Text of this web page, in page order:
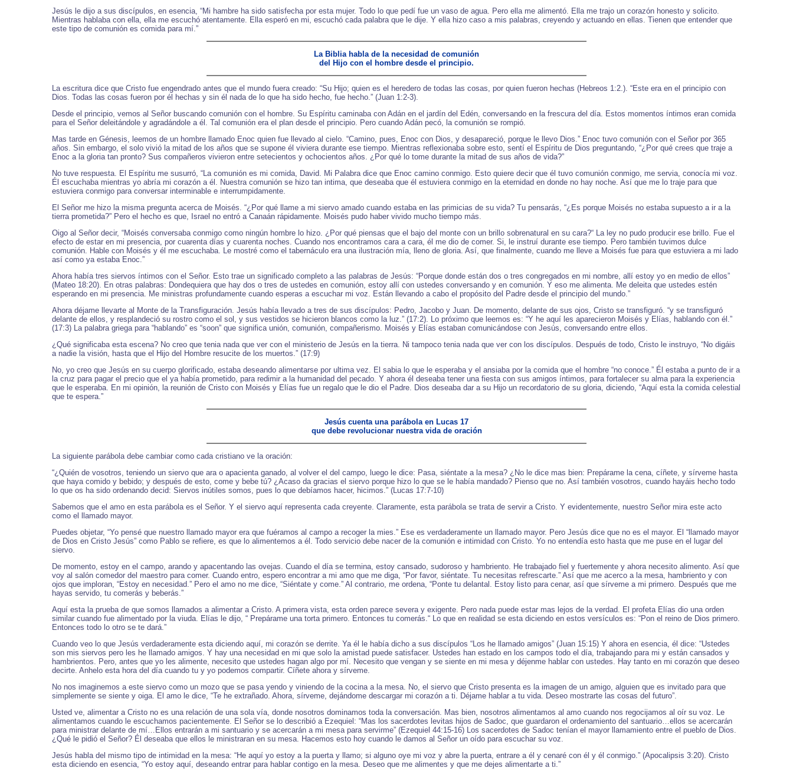
Jesús le dijo a sus discípulos, en esencia, “Mi hambre ha sido satisfecha por esta mujer. Todo lo que pedí fue un vaso de agua. Pero ella me alimentó. Ella me trajo un corazón honesto y solicito.
Mientras hablaba con ella, ella me escuchó atentamente. Ella esperó en mi, escuchó cada palabra que le dije. Y ella hizo caso a mis palabras, creyendo y actuando en ellas. Tienen que entender que
este tipo de comunión es comida para mí.”
La Biblia habla de la necesidad de comunión
del Hijo con el hombre desde el principio.
La escritura dice que Cristo fue engendrado antes que el mundo fuera creado: “Su Hijo; quien es el heredero de todas las cosas, por quien fueron hechas (Hebreos 1:2.). “Este era en el principio con
Dios. Todas las cosas fueron por él hechas y sin él nada de lo que ha sido hecho, fue hecho.” (Juan 1:2-3).
Desde el principio, vemos al Señor buscando comunión con el hombre. Su Espíritu caminaba con Adán en el jardín del Edén, conversando en la frescura del día. Estos momentos íntimos eran comida
para el Señor deleitándole y agradándole a él. Tal comunión era el plan desde el principio. Pero cuando Adán pecó, la comunión se rompió.
Mas tarde en Génesis, leemos de un hombre llamado Enoc quien fue llevado al cielo. “Camino, pues, Enoc con Dios, y desapareció, porque le llevo Dios.” Enoc tuvo comunión con el Señor por 365
años. Sin embargo, el solo vivió la mitad de los años que se supone él viviera durante ese tiempo. Mientras reflexionaba sobre esto, sentí el Espíritu de Dios preguntando, “¿Por qué crees que traje a
Enoc a la gloria tan pronto? Sus compañeros vivieron entre setecientos y ochocientos años. ¿Por qué lo tome durante la mitad de sus años de vida?”
No tuve respuesta. El Espíritu me susurró, “La comunión es mi comida, David. Mi Palabra dice que Enoc camino conmigo. Esto quiere decir que él tuvo comunión conmigo, me servia, conocía mi voz.
Él escuchaba mientras yo abría mi corazón a él. Nuestra comunión se hizo tan intima, que deseaba que él estuviera conmigo en la eternidad en donde no hay noche. Así que me lo traje para que
estuviera conmigo para conversar interminable e interrumpidamente.
El Señor me hizo la misma pregunta acerca de Moisés. “¿Por qué llame a mi siervo amado cuando estaba en las primicias de su vida? Tu pensarás, “¿Es porque Moisés no estaba supuesto a ir a la
tierra prometida?” Pero el hecho es que, Israel no entró a Canaán rápidamente. Moisés pudo haber vivido mucho tiempo más.
Oigo al Señor decir, “Moisés conversaba conmigo como ningún hombre lo hizo. ¿Por qué piensas que el bajo del monte con un brillo sobrenatural en su cara?“ La ley no pudo producir ese brillo. Fue el
efecto de estar en mi presencia, por cuarenta días y cuarenta noches. Cuando nos encontramos cara a cara, él me dio de comer. Si, le instruí durante ese tiempo. Pero también tuvimos dulce
comunión. Hable con Moisés y él me escuchaba. Le mostré como el tabernáculo era una ilustración mía, lleno de gloria. Así, que finalmente, cuando me lleve a Moisés fue para que estuviera a mi lado
así como ya estaba Enoc.”
Ahora había tres siervos íntimos con el Señor. Esto trae un significado completo a las palabras de Jesús: “Porque donde están dos o tres congregados en mi nombre, allí estoy yo en medio de ellos”
(Mateo 18:20). En otras palabras: Dondequiera que hay dos o tres de ustedes en comunión, estoy allí con ustedes conversando y en comunión. Y eso me alimenta. Me deleita que ustedes estén
esperando en mi presencia. Me ministras profundamente cuando esperas a escuchar mi voz. Están llevando a cabo el propósito del Padre desde el principio del mundo.”
Ahora déjame llevarte al Monte de la Transfiguración. Jesús había llevado a tres de sus discípulos: Pedro, Jacobo y Juan. De momento, delante de sus ojos, Cristo se transfiguró. “y se transfiguró
delante de ellos, y resplandeció su rostro como el sol, y sus vestidos se hicieron blancos como la luz.” (17:2). Lo próximo que leemos es: “Y he aquí les aparecieron Moisés y Elías, hablando con él.”
(17:3) La palabra griega para “hablando” es “soon” que significa unión, comunión, compañerismo. Moisés y Elías estaban comunicándose con Jesús, conversando entre ellos.
¿Qué significaba esta escena? No creo que tenia nada que ver con el ministerio de Jesús en la tierra. Ni tampoco tenia nada que ver con los discípulos. Después de todo, Cristo le instruyo, “No digáis
a nadie la visión, hasta que el Hijo del Hombre resucite de los muertos.” (17:9)
No, yo creo que Jesús en su cuerpo glorificado, estaba deseando alimentarse por ultima vez. El sabia lo que le esperaba y el ansiaba por la comida que el hombre “no conoce.” Él estaba a punto de ir a
la cruz para pagar el precio que el ya había prometido, para redimir a la humanidad del pecado. Y ahora él deseaba tener una fiesta con sus amigos íntimos, para fortalecer su alma para la experiencia
que le esperaba. En mi opinión, la reunión de Cristo con Moisés y Elías fue un regalo que le dio el Padre. Dios deseaba dar a su Hijo un recordatorio de su gloria, diciendo, “Aquí esta la comida celestial
que te espera.”
Jesús cuenta una parábola en Lucas 17
que debe revolucionar nuestra vida de oración
La siguiente parábola debe cambiar como cada cristiano ve la oración:
“¿Quién de vosotros, teniendo un siervo que ara o apacienta ganado, al volver el del campo, luego le dice: Pasa, siéntate a la mesa? ¿No le dice mas bien: Prepárame la cena, cíñete, y sírveme hasta
que haya comido y bebido; y después de esto, come y bebe tú? ¿Acaso da gracias el siervo porque hizo lo que se le había mandado? Pienso que no. Así también vosotros, cuando hayáis hecho todo
lo que os ha sido ordenando decid: Siervos inútiles somos, pues lo que debíamos hacer, hicimos.” (Lucas 17:7-10)
Sabemos que el amo en esta parábola es el Señor. Y el siervo aquí representa cada creyente. Claramente, esta parábola se trata de servir a Cristo. Y evidentemente, nuestro Señor mira este acto
como el llamado mayor.
Puedes objetar, “Yo pensé que nuestro llamado mayor era que fuéramos al campo a recoger la mies.” Ese es verdaderamente un llamado mayor. Pero Jesús dice que no es el mayor. El “llamado mayor
de Dios en Cristo Jesús” como Pablo se refiere, es que lo alimentemos a él. Todo servicio debe nacer de la comunión e intimidad con Cristo. Yo no entendía esto hasta que me puse en el lugar del
siervo.
De momento, estoy en el campo, arando y apacentando las ovejas. Cuando el día se termina, estoy cansado, sudoroso y hambriento. He trabajado fiel y fuertemente y ahora necesito alimento. Así que
voy al salón comedor del maestro para comer. Cuando entro, espero encontrar a mi amo que me diga, “Por favor, siéntate. Tu necesitas refrescarte.” Así que me acerco a la mesa, hambriento y con
ojos que imploran, “Estoy en necesidad.” Pero el amo no me dice, “Siéntate y come.” Al contrario, me ordena, “Ponte tu delantal. Estoy listo para cenar, así que sírveme a mi primero. Después que me
hayas servido, tu comerás y beberás.”
Aquí esta la prueba de que somos llamados a alimentar a Cristo. A primera vista, esta orden parece severa y exigente. Pero nada puede estar mas lejos de la verdad. El profeta Elías dio una orden
similar cuando fue alimentado por la viuda. Elías le dijo, “ Prepárame una torta primero. Entonces tu comerás.“ Lo que en realidad se esta diciendo en estos versículos es: “Pon el reino de Dios primero.
Entonces todo lo otro se te dará.”
Cuando veo lo que Jesús verdaderamente esta diciendo aquí, mi corazón se derrite. Ya él le había dicho a sus discípulos “Los he llamado amigos” (Juan 15:15) Y ahora en esencia, él dice: “Ustedes
son mis siervos pero les he llamado amigos. Y hay una necesidad en mi que solo la amistad puede satisfacer. Ustedes han estado en los campos todo el día, trabajando para mi y están cansados y
hambrientos. Pero, antes que yo les alimente, necesito que ustedes hagan algo por mí. Necesito que vengan y se siente en mi mesa y déjenme hablar con ustedes. Hay tanto en mi corazón que deseo
decirte. Anhelo esta hora del día cuando tu y yo podemos compartir. Cíñete ahora y sírveme.
No nos imaginemos a este siervo como un mozo que se pasa yendo y viniendo de la cocina a la mesa. No, el siervo que Cristo presenta es la imagen de un amigo, alguien que es invitado para que
simplemente se siente y oiga. El amo le dice, “Te he extrañado. Ahora, sírveme, dejándome descargar mi corazón a ti. Déjame hablar a tu vida. Deseo mostrarte las cosas del futuro”.
Usted ve, alimentar a Cristo no es una relación de una sola vía, donde nosotros dominamos toda la conversación. Mas bien, nosotros alimentamos al amo cuando nos regocijamos al oír su voz. Le
alimentamos cuando le escuchamos pacientemente. El Señor se lo describió a Ezequiel: “Mas los sacerdotes levitas hijos de Sadoc, que guardaron el ordenamiento del santuario…ellos se acercarán
para ministrar delante de mí…Ellos entrarán a mi santuario y se acercarán a mi mesa para servirme” (Ezequiel 44:15-16) Los sacerdotes de Sadoc tenían el mayor llamamiento entre el pueblo de Dios.
¿Qué le pidió el Señor? Él deseaba que ellos le ministraran en su mesa. Hacemos esto hoy cuando le damos al Señor un oído para escuchar su voz.
Jesús habla del mismo tipo de intimidad en la mesa: “He aquí yo estoy a la puerta y llamo; si alguno oye mi voz y abre la puerta, entrare a él y cenaré con él y él conmigo.” (Apocalipsis 3:20). Cristo
esta diciendo en esencia, “Yo estoy aquí, deseando entrar para hablar contigo en la mesa. Deseo que me alimentes y que me dejes alimentarte a ti.”